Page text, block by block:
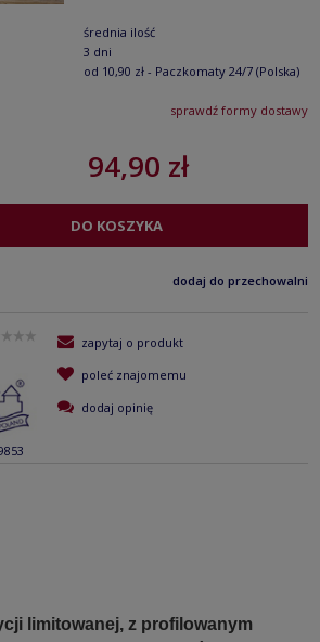
średnia ilość
3 dni
od 10,90 zł - Paczkomaty 24/7 (Polska)
kosztów płatnościsprawdź formy dostawy
94,90 zł
DO KOSZYKA
dodaj do przechowalni
zapytaj o produkt
poleć znajomemu
dodaj opinię
limitowanej, z profilowanym